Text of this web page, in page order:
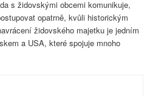
s židovskými obcemi komunikuje,
opatrně, kvůli historickým
židovského majetku je jedním
a USA, které spojuje mnoho